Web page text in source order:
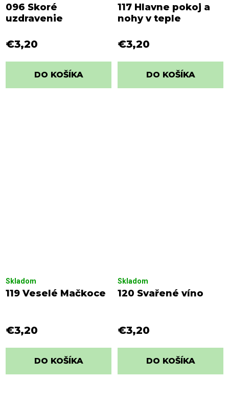
096 Skoré
uzdravenie
€3,20
DO KOŠÍKA
117 Hlavne pokoj a
nohy v teple
€3,20
DO KOŠÍKA
119 Veselé Mačkoce
Skladom
€3,20
DO KOŠÍKA
120 Svařené víno
Skladom
€3,20
DO KOŠÍKA